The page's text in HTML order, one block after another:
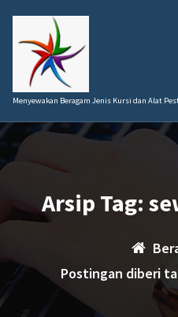
konten
Menyewakan Beragam Jenis Kursi dan Alat
Arsip Tag:
Postingan diberi